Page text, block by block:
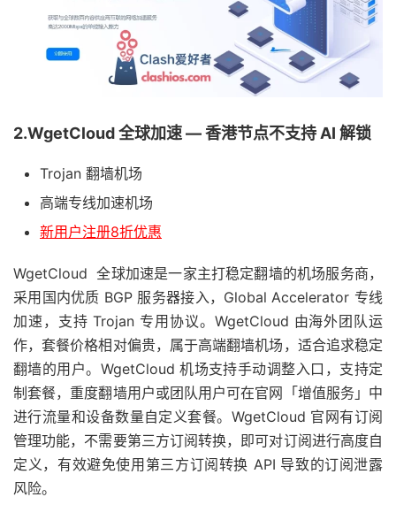
2.WgetCloud 全球加速 — 香港节点不支持 AI 解锁
Trojan 翻墙机场
高端专线加速机场
新用户注册8折优惠
WgetCloud 全球加速是一家主打稳定翻墙的机场服务商，
采用国内优质 BGP 服务器接入，Global Accelerator 专线
加速，支持 Trojan 专用协议。WgetCloud 由海外团队运
作，套餐价格相对偏贵，属于高端翻墙机场，适合追求稳定
翻墙的用户。WgetCloud 机场支持手动调整入口，支持定
制套餐，重度翻墙用户或团队用户可在官网「增值服务」中
进行流量和设备数量自定义套餐。WgetCloud 官网有订阅
管理功能，不需要第三方订阅转换，即可对订阅进行高度自
定义，有效避免使用第三方订阅转换 API 导致的订阅泄露
风险。